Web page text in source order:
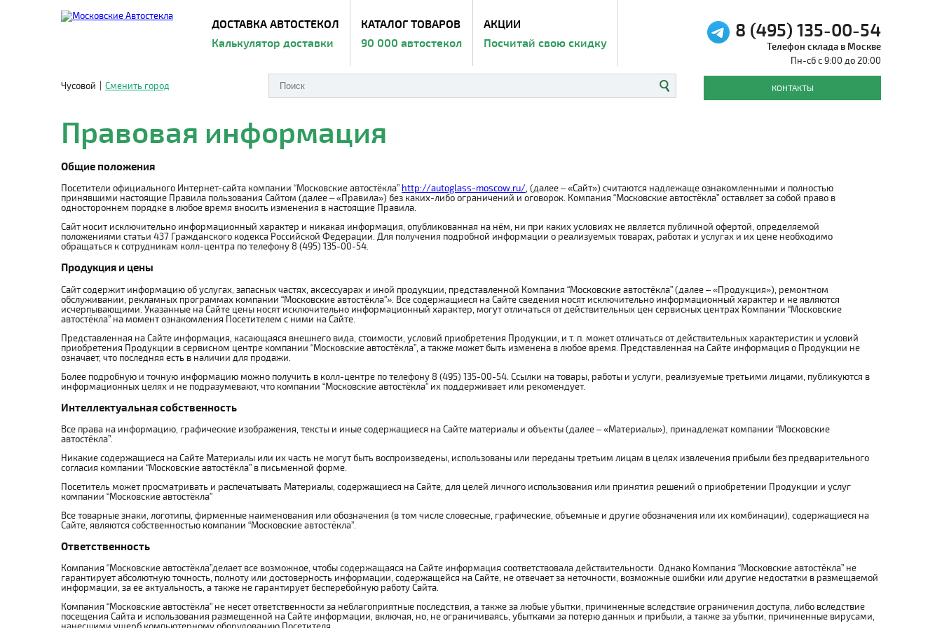
ДОСТАВКА АВТОСТЕКОЛ
Калькулятор доставки
КАТАЛОГ ТОВАРОВ
90 000 автостекол
АКЦИИ
Посчитай свою скидку
Чусовой Сменить город
8 (495) 135-00-54
Телефон склада в Москве
Пн-сб с 9:00 до 20:00
КОНТАКТЫ
Правовая информация
Общие положения
Посетители официального Интернет-сайта компании “Московские автостёкла” http://autoglass-moscow.ru/, (далее – «Сайт») считаются надлежаще ознакомленными и полностью
принявшими настоящие Правила пользования Сайтом (далее – «Правила») без каких-либо ограничений и оговорок. Компания “Московские автостёкла” оставляет за собой право в
одностороннем порядке в любое время вносить изменения в настоящие Правила.
Сайт носит исключительно информационный характер и никакая информация, опубликованная на нём, ни при каких условиях не является публичной офертой, определяемой
положениями статьи 437 Гражданского кодекса Российской Федерации. Для получения подробной информации о реализуемых товарах, работах и услугах и их цене необходимо
обращаться к сотрудникам колл-центра по телефону 8 (495) 135-00-54.
Продукция и цены
Сайт содержит информацию об услугах, запасных частях, аксессуарах и иной продукции, представленной Компания “Московские автостёкла” (далее – «Продукция»), ремонтном
обслуживании, рекламных программах компании “Московские автостёкла”». Все содержащиеся на Сайте сведения носят исключительно информационный характер и не являются
исчерпывающими. Указанные на Сайте цены носят исключительно информационный характер, могут отличаться от действительных цен сервисных центрах Компании “Московские
автостёкла” на момент ознакомления Посетителем с ними на Сайте.
Представленная на Сайте информация, касающаяся внешнего вида, стоимости, условий приобретения Продукции, и т. п. может отличаться от действительных характеристик и условий
приобретения Продукции в сервисном центре компании “Московские автостёкла”, а также может быть изменена в любое время. Представленная на Сайте информация о Продукции не
означает, что последняя есть в наличии для продажи.
Более подробную и точную информацию можно получить в колл-центре по телефону 8 (495) 135-00-54. Ссылки на товары, работы и услуги, реализуемые третьими лицами, публикуются в
информационных целях и не подразумевают, что компании “Московские автостёкла” их поддерживает или рекомендует.
Интеллектуальная собственность
Все права на информацию, графические изображения, тексты и иные содержащиеся на Сайте материалы и объекты (далее – «Материалы»), принадлежат компании “Московские
автостёкла”.
Никакие содержащиеся на Сайте Материалы или их часть не могут быть воспроизведены, использованы или переданы третьим лицам в целях извлечения прибыли без предварительного
согласия компании “Московские автостёкла” в письменной форме.
Посетитель может просматривать и распечатывать Материалы, содержащиеся на Сайте, для целей личного использования или принятия решений о приобретении Продукции и услуг
компании “Московские автостёкла”
Все товарные знаки, логотипы, фирменные наименования или обозначения (в том числе словесные, графические, объемные и другие обозначения или их комбинации), содержащиеся на
Сайте, являются собственностью компании “Московские автостёкла”.
Ответственность
Компания “Московские автостёкла”делает все возможное, чтобы содержащаяся на Сайте информация соответствовала действительности. Однако Компания “Московские автостёкла” не
гарантирует абсолютную точность, полноту или достоверность информации, содержащейся на Сайте, не отвечает за неточности, возможные ошибки или другие недостатки в размещаемой
информации, за ее актуальность, а также не гарантирует бесперебойную работу Сайта.
Компания “Московские автостёкла” не несет ответственности за неблагоприятные последствия, а также за любые убытки, причиненные вследствие ограничения доступа, либо вследствие
посещения Сайта и использования размещенной на Сайте информации, включая, но, не ограничиваясь, убытками за потерю данных и прибыли, а также за убытки, причиненные вирусами,